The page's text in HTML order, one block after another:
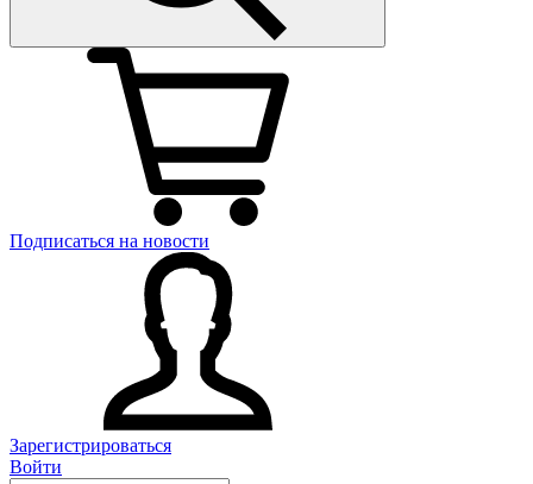
Подписаться на новости
Зарегистрироваться
Войти